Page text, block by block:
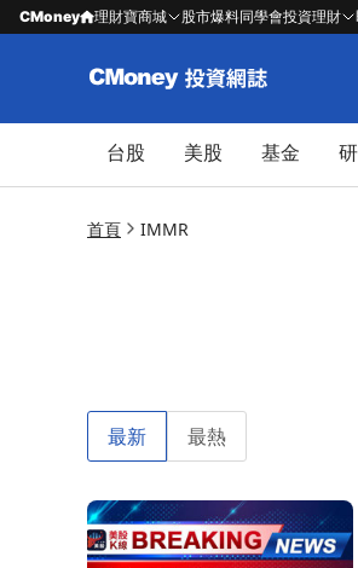
CMoney 理財寶商城 股市爆料同學會投資理財
台股 美股 基金
首頁 IMMR
最新 最熱
前往Immersion公佈2026年第